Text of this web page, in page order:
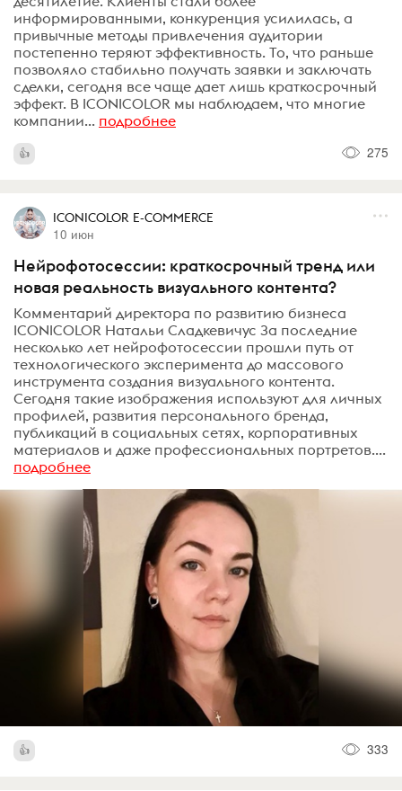
информированными, конкуренция усилилась, а
привычные методы привлечения аудитории
постепенно теряют эффективность. То, что раньше
позволяло стабильно получать заявки и заключать
сделки, сегодня все чаще дает лишь краткосрочный
эффект. В ICONICOLOR мы наблюдаем, что многие
компании... подробнее
275
ICONICOLOR E-COMMERCE
10 июн
Нейрофотосессии: краткосрочный тренд или
новая реальность визуального контента?
Комментарий директора по развитию бизнеса
ICONICOLOR Натальи Сладкевичус За последние
несколько лет нейрофотосессии прошли путь от
технологического эксперимента до массового
инструмента создания визуального контента.
Сегодня такие изображения используют для личных
профилей, развития персонального бренда,
публикаций в социальных сетях, корпоративных
материалов и даже профессиональных портретов....
подробнее
333